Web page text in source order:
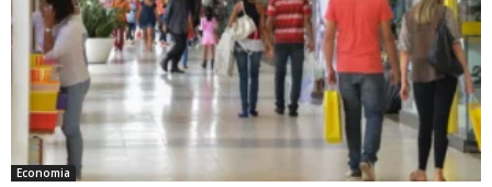
Economia